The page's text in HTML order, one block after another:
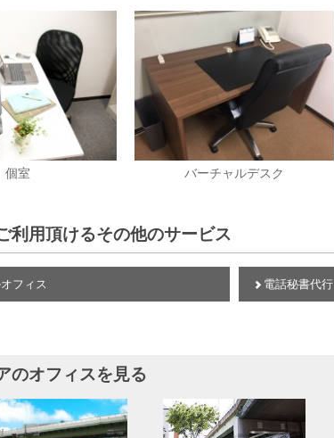
個室 バーチャルデスク
利用頂けるその他のサービス
フィス 電話秘書代行
のオフィスを見る